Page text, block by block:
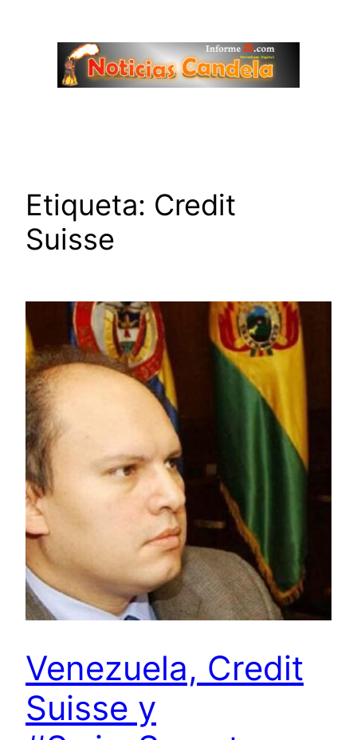
contenido
Etiqueta: Credit
Suisse
Venezuela, Credit
Suisse y